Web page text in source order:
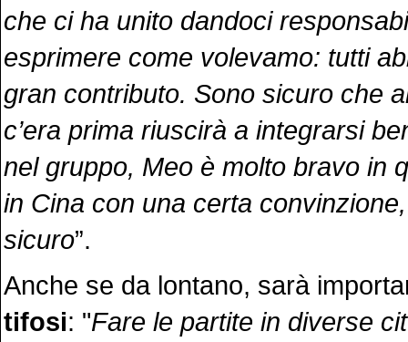
che ci ha unito dandoci
esprimere come volevamo: tutti
gran contributo. Sono sicuro che
c’era prima riuscirà a integrarsi
nel gruppo, Meo è molto bravo in
in Cina con una certa
sicuro”.
Anche se da lontano, sarà
tifosi: "Fare le partite in diverse